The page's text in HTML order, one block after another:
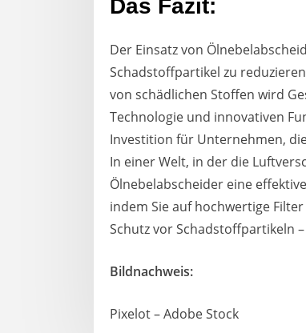
Das Fazit:
Der Einsatz von
Schadstoffpartikel zu
von schädlichen Stoffen wird
Technologie und innovativen
Investition für Unternehmen,
In einer Welt, in der die
Ölnebelabscheider eine
indem Sie auf hochwertige
Schutz vor Schadstoffpartikeln
Bildnachweis:
Pixelot – Adobe Stock